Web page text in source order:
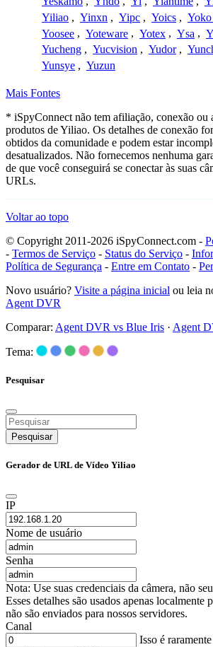
Yiliao , Yinxn , Yipc , Yoics , Yoko
Yoosee , Yoteware , Yotex , Ysa ,
Yucheng , Yucvision , Yudor ,
Yunsye , Yuzun
Mais Fontes
* iSpyConnect não tem afiliação, conexão ou
produtos de Yiliao. Os detalhes de conexão
obtidos da comunidade e podem estar
desatualizados. Não fornecemos nenhuma
de que você conseguirá se conectar às suas
URLs.
Voltar ao topo
© Copyright 2011-2026 iSpyConnect.com -
- Termos de Serviço - Status do Serviço -
Política de Segurança - Entre em Contato -
Novo usuário? Visite a página inicial ou leia
Agent DVR
Comparar: Agent DVR vs Blue Iris · Agent
Tema:
Pesquisar
Pesquisar
Gerador de URL de Vídeo Yiliao
IP
Nome de usuário
Senha
Nota: Use suas credenciais da câmera, não
Esses detalhes são usados apenas localmente
não são enviados para nossos servidores.
Canal
Isso é